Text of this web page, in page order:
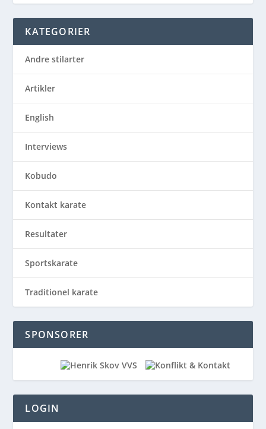
KATEGORIER
Andre stilarter
Artikler
English
Interviews
Kobudo
Kontakt karate
Resultater
Sportskarate
Traditionel karate
SPONSORER
LOGIN